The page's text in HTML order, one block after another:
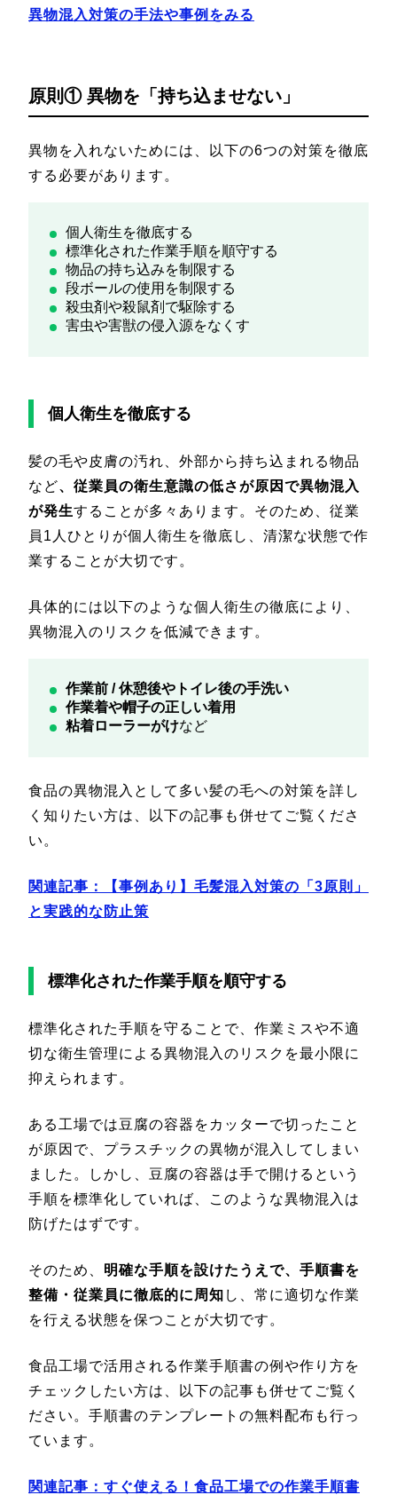
異物混入対策の手法や事例をみる
原則① 異物を「持ち込ませない」
異物を入れないためには、以下の6つの対策を徹底
する必要があります。
個人衛生を徹底する
標準化された作業手順を順守する
物品の持ち込みを制限する
段ボールの使用を制限する
殺虫剤や殺鼠剤で駆除する
害虫や害獣の侵入源をなくす
個人衛生を徹底する
髪の毛や皮膚の汚れ、外部から持ち込まれる物品
など、従業員の衛生意識の低さが原因で異物混入
が発生することが多々あります。そのため、従業
員1人ひとりが個人衛生を徹底し、清潔な状態で作
業することが大切です。
具体的には以下のような個人衛生の徹底により、
異物混入のリスクを低減できます。
作業前 / 休憩後やトイレ後の手洗い
作業着や帽子の正しい着用
粘着ローラーがけなど
食品の異物混入として多い髪の毛への対策を詳し
く知りたい方は、以下の記事も併せてご覧くださ
い。
関連記事：【事例あり】毛髪混入対策の「3原則」
と実践的な防止策
標準化された作業手順を順守する
標準化された手順を守ることで、作業ミスや不適
切な衛生管理による異物混入のリスクを最小限に
抑えられます。
ある工場では豆腐の容器をカッターで切ったこと
が原因で、プラスチックの異物が混入してしまい
ました。しかし、豆腐の容器は手で開けるという
手順を標準化していれば、このような異物混入は
防げたはずです。
そのため、 明確な手順を設けたうえで、手順書を
整備・従業員に徹底的に周知 し、常に適切な作業
を行える状態を保つことが大切です。
食品工場で活用される作業手順書の例や作り方を
チェックしたい方は、以下の記事も併せてご覧く
ださい。手順書のテンプレートの無料配布も行っ
ています。
関連記事：すぐ使える！食品工場での作業手順書